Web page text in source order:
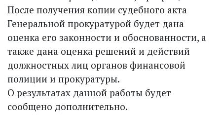
После получения копии судебного акта
Генеральной прокуратурой будет дана
оценка его законности и обоснованности, а
также дана оценка решений и действий
должностных лиц органов финансовой
полиции и прокуратуры.
О результатах данной работы будет
сообщено дополнительно.